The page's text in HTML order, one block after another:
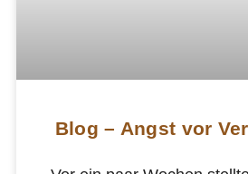
Blog – Angst vor